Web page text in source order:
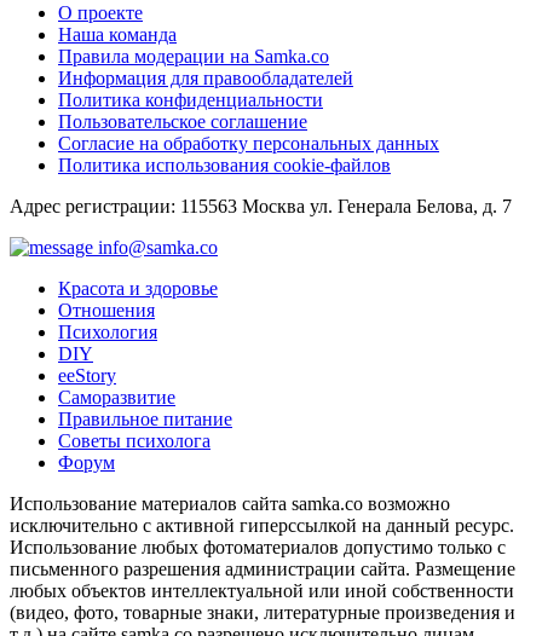
О проекте
Наша команда
Правила модерации на Samka.co
Информация для правообладателей
Политика конфиденциальности
Пользовательское соглашение
Согласие на обработку персональных данных
Политика использования cookie-файлов
Адрес регистрации: 115563 Москва ул. Генерала Белова, д. 7
info@samka.co
Красота и здоровье
Отношения
Психология
DIY
ееStory
Саморазвитие
Правильное питание
Советы психолога
Форум
Использование материалов сайта samka.co возможно
исключительно с активной гиперссылкой на данный ресурс.
Использование любых фотоматериалов допустимо только с
письменного разрешения администрации сайта. Размещение
любых объектов интеллектуальной или иной собственности
(видео, фото, товарные знаки, литературные произведения и